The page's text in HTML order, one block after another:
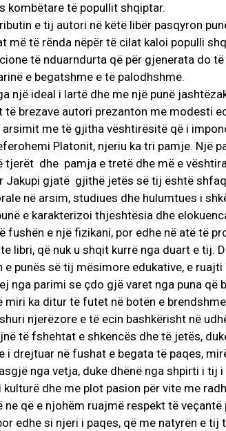
kombëtare të popullit shqiptar.
e tij autori në këtë libër pasqyron
më të rënda nëpër të cilat kaloi populli
të nduarndurta që për gjenerata do
e begatshme e të palodhshme.
një ideal i lartë dhe me një punë
të brezave autori prezanton me modesti
me të gjitha vështirësitë që i
Platonit, njeriu ka tri pamje. Një
tjerët dhe pamja e tretë dhe më e
Jakupi gjatë gjithë jetës së tij është
në arsim, studiues dhe hulumtues i
e karakterizoi thjeshtësia dhe
fushën e një fizikani, por edhe në atë të
libri, që nuk u shqit kurrë nga duart e tij.
e punës së tij mësimore edukative, e
nga parimi se çdo gjë varet nga puna që
miri ka ditur të futet në botën e
njerëzore e të ecin bashkërisht në
të fshehtat e shkencës dhe të jetës,
i drejtuar në fushat e begata të paqes,
nga vetja, duke dhënë nga shpirti i tij
kulturë dhe me plot pasion për vite me
ne që e njohëm ruajmë respekt të
edhe si njeri i paqes, që me natyrën e
AKTUALITET
VERA GJONAJ – NJË
NJOHUR I DIASPORËS
SHQIPTARE NË ITALI
Gjin Musa - 20 Shtator 2025 1